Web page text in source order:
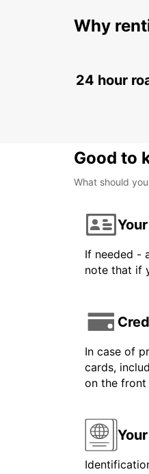
Why
24 hour
Good to
What should
If needed -
note that if
In case of
cards,
on the